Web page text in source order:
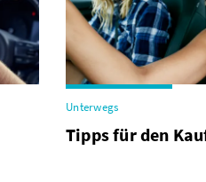
Unterwegs
Tipps für den